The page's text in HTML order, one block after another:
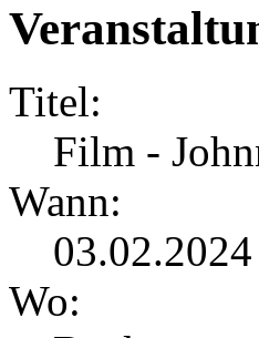
Titel:
Film -
Wann:
Wo: